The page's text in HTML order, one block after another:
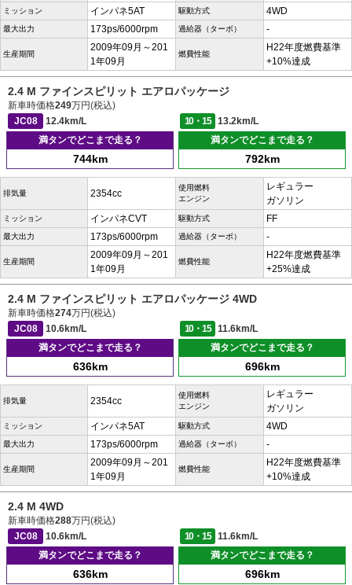
ミッション インパネ5AT 駆動方式 4WD
最大出力 173ps/6000rpm 過給器（ターボ） -
生産期間
2009年09月～201
1年09月
燃費性能
H22年度燃費基準
+10%達成
2.4 M ファインスピリット エアロパッケージ
新車時価格249万円(税込)
JC08
12.4km/L 10・15
13.2km/L
満タンでどこまで走る？
744km
満タンでどこまで走る？
792km
排気量 2354cc
使用燃料
エンジン
レギュラー
ガソリン
ミッション インパネCVT 駆動方式 FF
最大出力 173ps/6000rpm 過給器（ターボ） -
生産期間
2009年09月～201
1年09月
燃費性能
H22年度燃費基準
+25%達成
2.4 M ファインスピリット エアロパッケージ 4WD
新車時価格274万円(税込)
JC08
10.6km/L 10・15
11.6km/L
満タンでどこまで走る？
636km
満タンでどこまで走る？
696km
排気量 2354cc
使用燃料
エンジン
レギュラー
ガソリン
ミッション インパネ5AT 駆動方式 4WD
最大出力 173ps/6000rpm 過給器（ターボ） -
生産期間
2009年09月～201
1年09月
燃費性能
H22年度燃費基準
+10%達成
2.4 M 4WD
新車時価格288万円(税込)
JC08
10.6km/L 10・15
11.6km/L
満タンでどこまで走る？
636km
満タンでどこまで走る？
696km